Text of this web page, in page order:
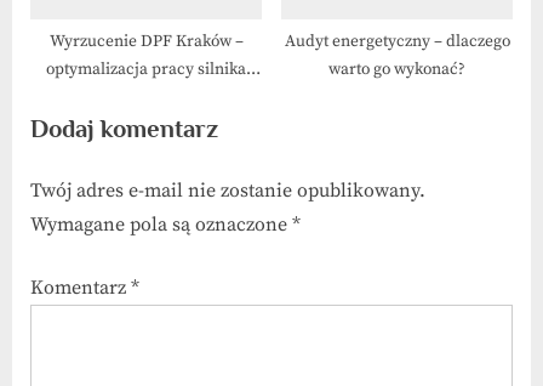
Wyrzucenie DPF Kraków –
optymalizacja pracy silnika
Audyt energetyczny – dlaczego
warto go wykonać?
Dodaj komentarz
Twój adres e-mail nie zostanie opublikowany.
Wymagane pola są oznaczone *
Komentarz *